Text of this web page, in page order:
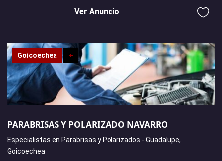
Ver Anuncio
Goicoechea +
PARABRISAS Y POLARIZADO NAVARRO
Especialistas en Parabrisas y Polarizados - Guadalupe,
Goicoechea